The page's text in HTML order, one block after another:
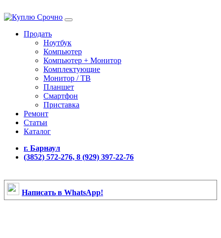
Продать
Ноутбук
Компьютер
Компьютер + Монитор
Комплектующие
Монитор / ТВ
Планшет
Смартфон
Приставка
Ремонт
Статьи
Каталог
г. Барнаул
(3852) 572-276, 8 (929) 397-22-76
Написать в WhatsApp!